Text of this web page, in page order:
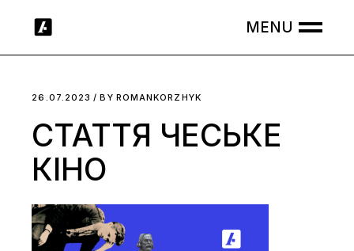
26.07.2023 BY ROMANKORZHYK
СТАТТЯ ЧЕСЬКЕ
КІНО